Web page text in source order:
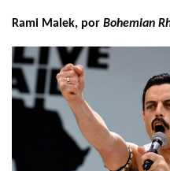
Rami Malek, por Bohemian